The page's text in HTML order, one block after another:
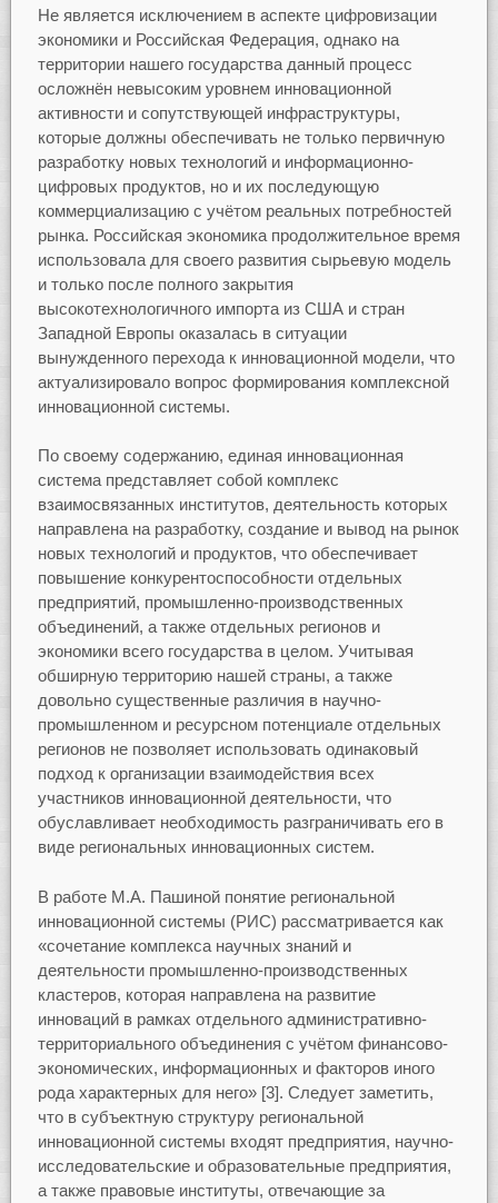
Не является исключением в аспекте цифровизации
экономики и Российская Федерация, однако на
территории нашего государства данный процесс
осложнён невысоким уровнем инновационной
активности и сопутствующей инфраструктуры,
которые должны обеспечивать не только первичную
разработку новых технологий и информационно-
цифровых продуктов, но и их последующую
коммерциализацию с учётом реальных потребностей
рынка. Российская экономика продолжительное время
использовала для своего развития сырьевую модель
и только после полного закрытия
высокотехнологичного импорта из США и стран
Западной Европы оказалась в ситуации
вынужденного перехода к инновационной модели, что
актуализировало вопрос формирования комплексной
инновационной системы.
По своему содержанию, единая инновационная
система представляет собой комплекс
взаимосвязанных институтов, деятельность которых
направлена на разработку, создание и вывод на рынок
новых технологий и продуктов, что обеспечивает
повышение конкурентоспособности отдельных
предприятий, промышленно-производственных
объединений, а также отдельных регионов и
экономики всего государства в целом. Учитывая
обширную территорию нашей страны, а также
довольно существенные различия в научно-
промышленном и ресурсном потенциале отдельных
регионов не позволяет использовать одинаковый
подход к организации взаимодействия всех
участников инновационной деятельности, что
обуславливает необходимость разграничивать его в
виде региональных инновационных систем.
В работе М.А. Пашиной понятие региональной
инновационной системы (РИС) рассматривается как
«сочетание комплекса научных знаний и
деятельности промышленно-производственных
кластеров, которая направлена на развитие
инноваций в рамках отдельного административно-
территориального объединения с учётом финансово-
экономических, информационных и факторов иного
рода характерных для него» [3]. Следует заметить,
что в субъектную структуру региональной
инновационной системы входят предприятия, научно-
исследовательские и образовательные предприятия,
а также правовые институты, отвечающие за